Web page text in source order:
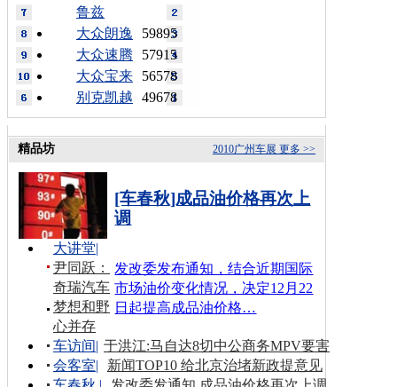
鲁兹
59895
大众朗逸
57915
大众速腾
56578
大众宝来
49678
别克凯越
更多 >>
2010广州车展
精品坊
[车春秋]成品油价格再次上
调
发改委发布通知，结合近期国际
市场油价变化情况，决定12月22
日起提高成品油价格…
大讲堂|
尹同跃：
奇瑞汽车
梦想和野
心并存
车访间| 于洪江:马自达8切中公商务MPV要害
会客室|
新闻TOP10 给北京治堵新政提意见